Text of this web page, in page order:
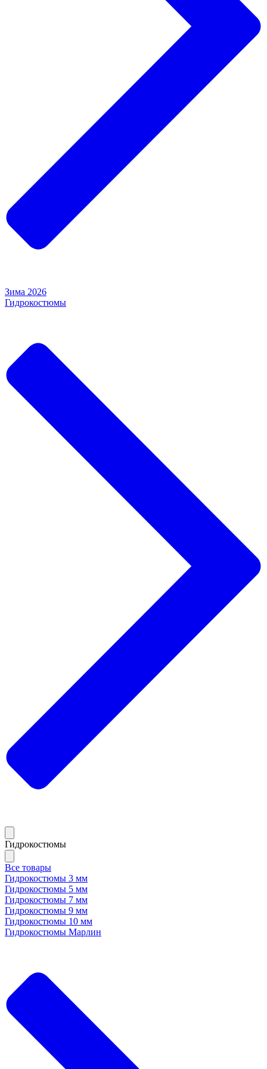
Зима 2026
Гидрокостюмы
Гидрокостюмы
Все товары
Гидрокостюмы 3 мм
Гидрокостюмы 5 мм
Гидрокостюмы 7 мм
Гидрокостюмы 9 мм
Гидрокостюмы 10 мм
Гидрокостюмы Марлин